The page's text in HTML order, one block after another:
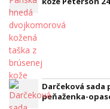
Darčeková sada
peňaženka-